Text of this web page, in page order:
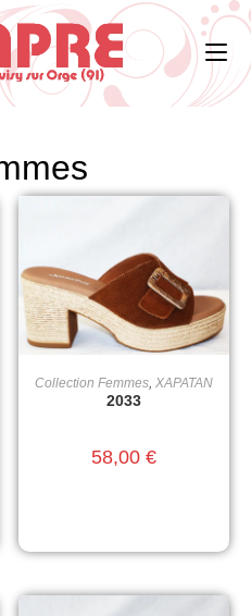
CHOIX DES OPTIONS
Collection Femmes XAPATAN
2033
58,00 €